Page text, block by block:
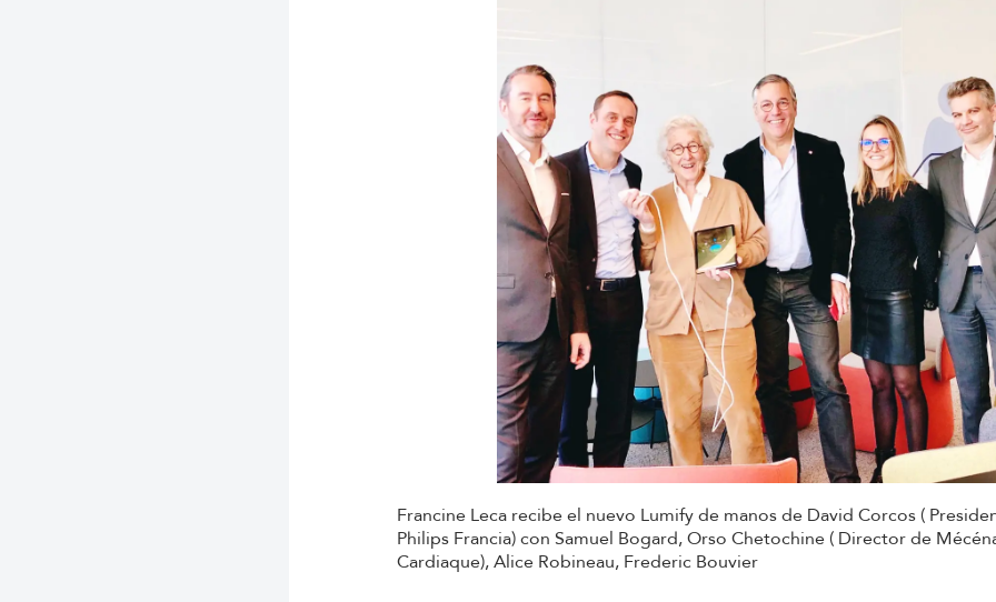
Francine Leca recibe el nuevo Lumify de manos de David Corcos (
Philips Francia) con Samuel Bogard, Orso Chetochine ( Director de
Cardiaque), Alice Robineau, Frederic Bouvier